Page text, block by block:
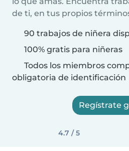
de ti, en tus propios
90 trabajos de niñera
100% gratis para niñeras
Todos los miembros
obligatoria de identificación
Regístrate
4.7 / 5